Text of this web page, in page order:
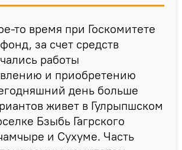
то время при Госкомитете
за счет средств
работы
и приобретению
день больше
живет в Гулрыпшском
Бзыбь Гагрского
и Сухуме. Часть